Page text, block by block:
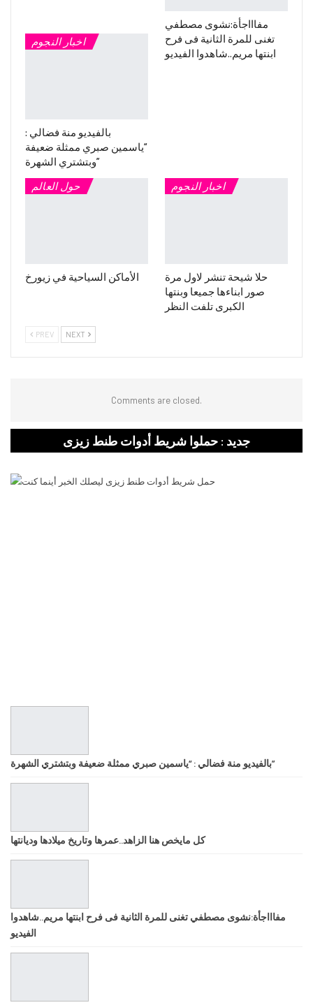
اخبار النجوم
بالفيديو منة فضالي :
“ياسمين صبري ممثلة ضعيفة
وبتشتري الشهرة”
مفاااجأة:نشوى مصطفي
تغنى للمرة الثانية فى فرح
ابنتها مريم..شاهدوا الفيديو
حول العالم
الأماكن السياحية في زيورخ
اخبار النجوم
حلا شيحة تنشر لاول مرة
صور ابناءها جميعا وبنتها
الكبرى تلفت النظر
PREV NEXT
Comments are closed.
جديد : حملوا شريط أدوات طنط زيزى
بالفيديو منة فضالي : “ياسمين صبري ممثلة ضعيفة وبتشتري الشهرة”
كل مايخص هنا الزاهد..عمرها وتاريخ ميلادها وديانتها
مفاااجأة:نشوى مصطفي تغنى للمرة الثانية فى فرح ابنتها مريم..شاهدوا
الفيديو